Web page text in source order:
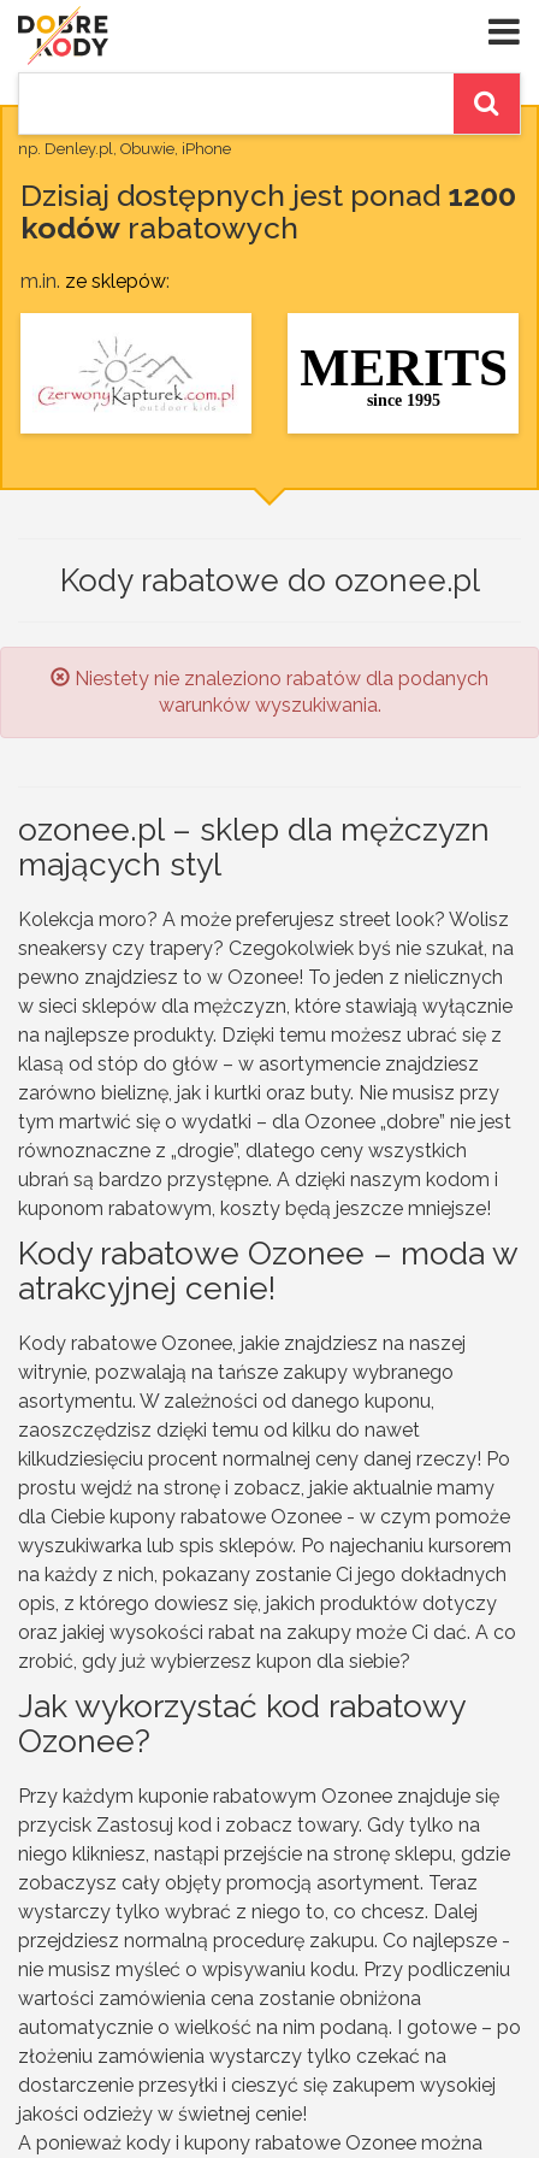
np. Denley.pl, Obuwie, iPhone
Dzisiaj dostępnych jest ponad 1200
kodów rabatowych
m.in. ze sklepów:
Kody rabatowe do ozonee.pl
Niestety nie znaleziono rabatów dla podanych
warunków wyszukiwania.
ozonee.pl – sklep dla mężczyzn
mających styl
Kolekcja moro? A może preferujesz street look? Wolisz
sneakersy czy trapery? Czegokolwiek byś nie szukał, na
pewno znajdziesz to w Ozonee! To jeden z nielicznych
w sieci sklepów dla mężczyzn, które stawiają wyłącznie
na najlepsze produkty. Dzięki temu możesz ubrać się z
klasą od stóp do głów – w asortymencie znajdziesz
zarówno bieliznę, jak i kurtki oraz buty. Nie musisz przy
tym martwić się o wydatki – dla Ozonee „dobre” nie jest
równoznaczne z „drogie”, dlatego ceny wszystkich
ubrań są bardzo przystępne. A dzięki naszym kodom i
kuponom rabatowym, koszty będą jeszcze mniejsze!
Kody rabatowe Ozonee – moda w
atrakcyjnej cenie!
Kody rabatowe Ozonee, jakie znajdziesz na naszej
witrynie, pozwalają na tańsze zakupy wybranego
asortymentu. W zależności od danego kuponu,
zaoszczędzisz dzięki temu od kilku do nawet
kilkudziesięciu procent normalnej ceny danej rzeczy! Po
prostu wejdź na stronę i zobacz, jakie aktualnie mamy
dla Ciebie kupony rabatowe Ozonee - w czym pomoże
wyszukiwarka lub spis sklepów. Po najechaniu kursorem
na każdy z nich, pokazany zostanie Ci jego dokładnych
opis, z którego dowiesz się, jakich produktów dotyczy
oraz jakiej wysokości rabat na zakupy może Ci dać. A co
zrobić, gdy już wybierzesz kupon dla siebie?
Jak wykorzystać kod rabatowy
Ozonee?
Przy każdym kuponie rabatowym Ozonee znajduje się
przycisk Zastosuj kod i zobacz towary. Gdy tylko na
niego klikniesz, nastąpi przejście na stronę sklepu, gdzie
zobaczysz cały objęty promocją asortyment. Teraz
wystarczy tylko wybrać z niego to, co chcesz. Dalej
przejdziesz normalną procedurę zakupu. Co najlepsze -
nie musisz myśleć o wpisywaniu kodu. Przy podliczeniu
wartości zamówienia cena zostanie obniżona
automatycznie o wielkość na nim podaną. I gotowe – po
złożeniu zamówienia wystarczy tylko czekać na
dostarczenie przesyłki i cieszyć się zakupem wysokiej
jakości odzieży w świetnej cenie!
A ponieważ kody i kupony rabatowe Ozonee można